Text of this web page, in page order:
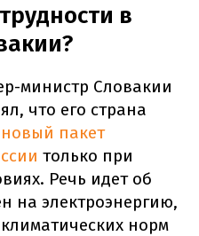
в
министр Словакии
что его страна
новый пакет
только при
Речь идет об
на электроэнергию,
норм